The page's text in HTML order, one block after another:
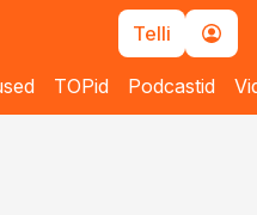
Telli
TOPid Podcastid